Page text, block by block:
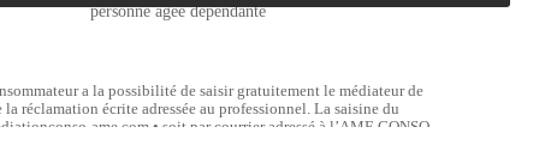
personne âgée dépendante
a la possibilité de saisir gratuitement le médiateur de
réclamation écrite adressée au professionnel. La saisine du
ame.com • soit par courrier adressé à l’AME CONSO,